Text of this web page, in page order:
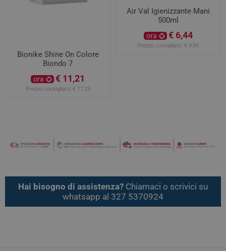
Bionike Shine On Colore
Biondo 7
ora € 11,21
Prezzo consigliato: € 17,25
Air Val Igienizzante Mani
500ml
ora € 6,44
Prezzo consigliato: € 9,90
Hai bisogno di assistenza? Chiamaci o scrivici su
whatsapp al 327 5370924